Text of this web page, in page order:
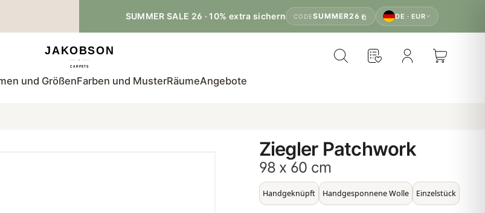
SUMMER SALE 26 · 10% extra sichern
CODESUMMER26 DE · EUR
und GrößenFarben und MusterRäumeAngebote
Ziegler Patchwork
98 x 60 cm
Handgeknüpft Handgesponnene Wolle Einzelstück